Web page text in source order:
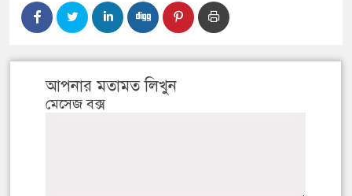
আপনার মতামত লিখুন
মেসেজ বক্স